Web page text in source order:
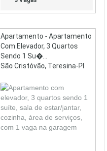
Apartamento - Apartamento
Com Elevador, 3 Quartos
Sendo 1 Su�...
São Cristóvão, Teresina-PI